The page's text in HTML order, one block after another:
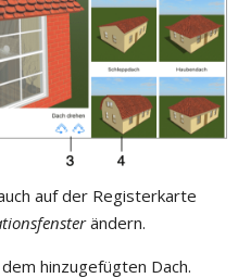
auf der Registerkarte
ändern.
hinzugefügten Dach.